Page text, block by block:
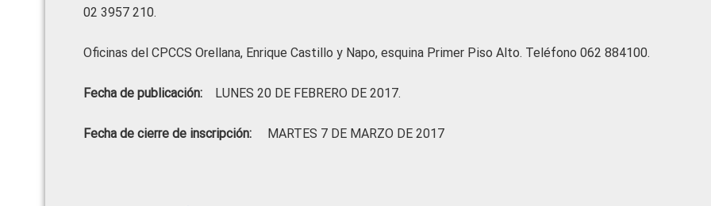
02 3957 210.
Oficinas del CPCCS Orellana, Enrique Castillo y Napo, esquina Primer Piso Alto. Teléfono 062 884100.
Fecha de publicación: LUNES 20 DE FEBRERO DE 2017.
Fecha de cierre de inscripción: MARTES 7 DE MARZO DE 2017